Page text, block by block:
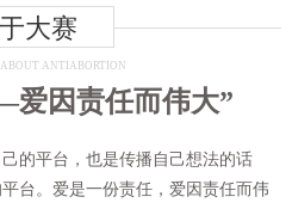
大赛
ANTIABORTION
爱因责任而伟大”
的平台，也是传播自己想法的话
台。爱是一份责任，爱因责任而伟